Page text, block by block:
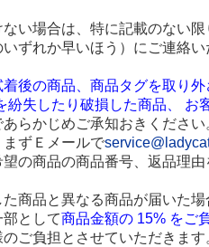
い場合は、特に記載のない
ずれか早いほう）にご連絡
着後の商品、商品タグを取り
紛失したり破損した商品、
あらかじめご承知おきください
ずＥメールで
の商品の商品番号、返品理
商品と異なる商品が届いた
として商品金額の 15% をご
ご負担とさせていただきます